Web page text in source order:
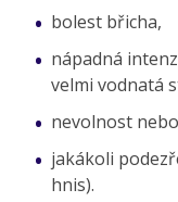
bolest břicha,
nápadná
velmi vodnatá
nevolnost
jakákoli
hnis).